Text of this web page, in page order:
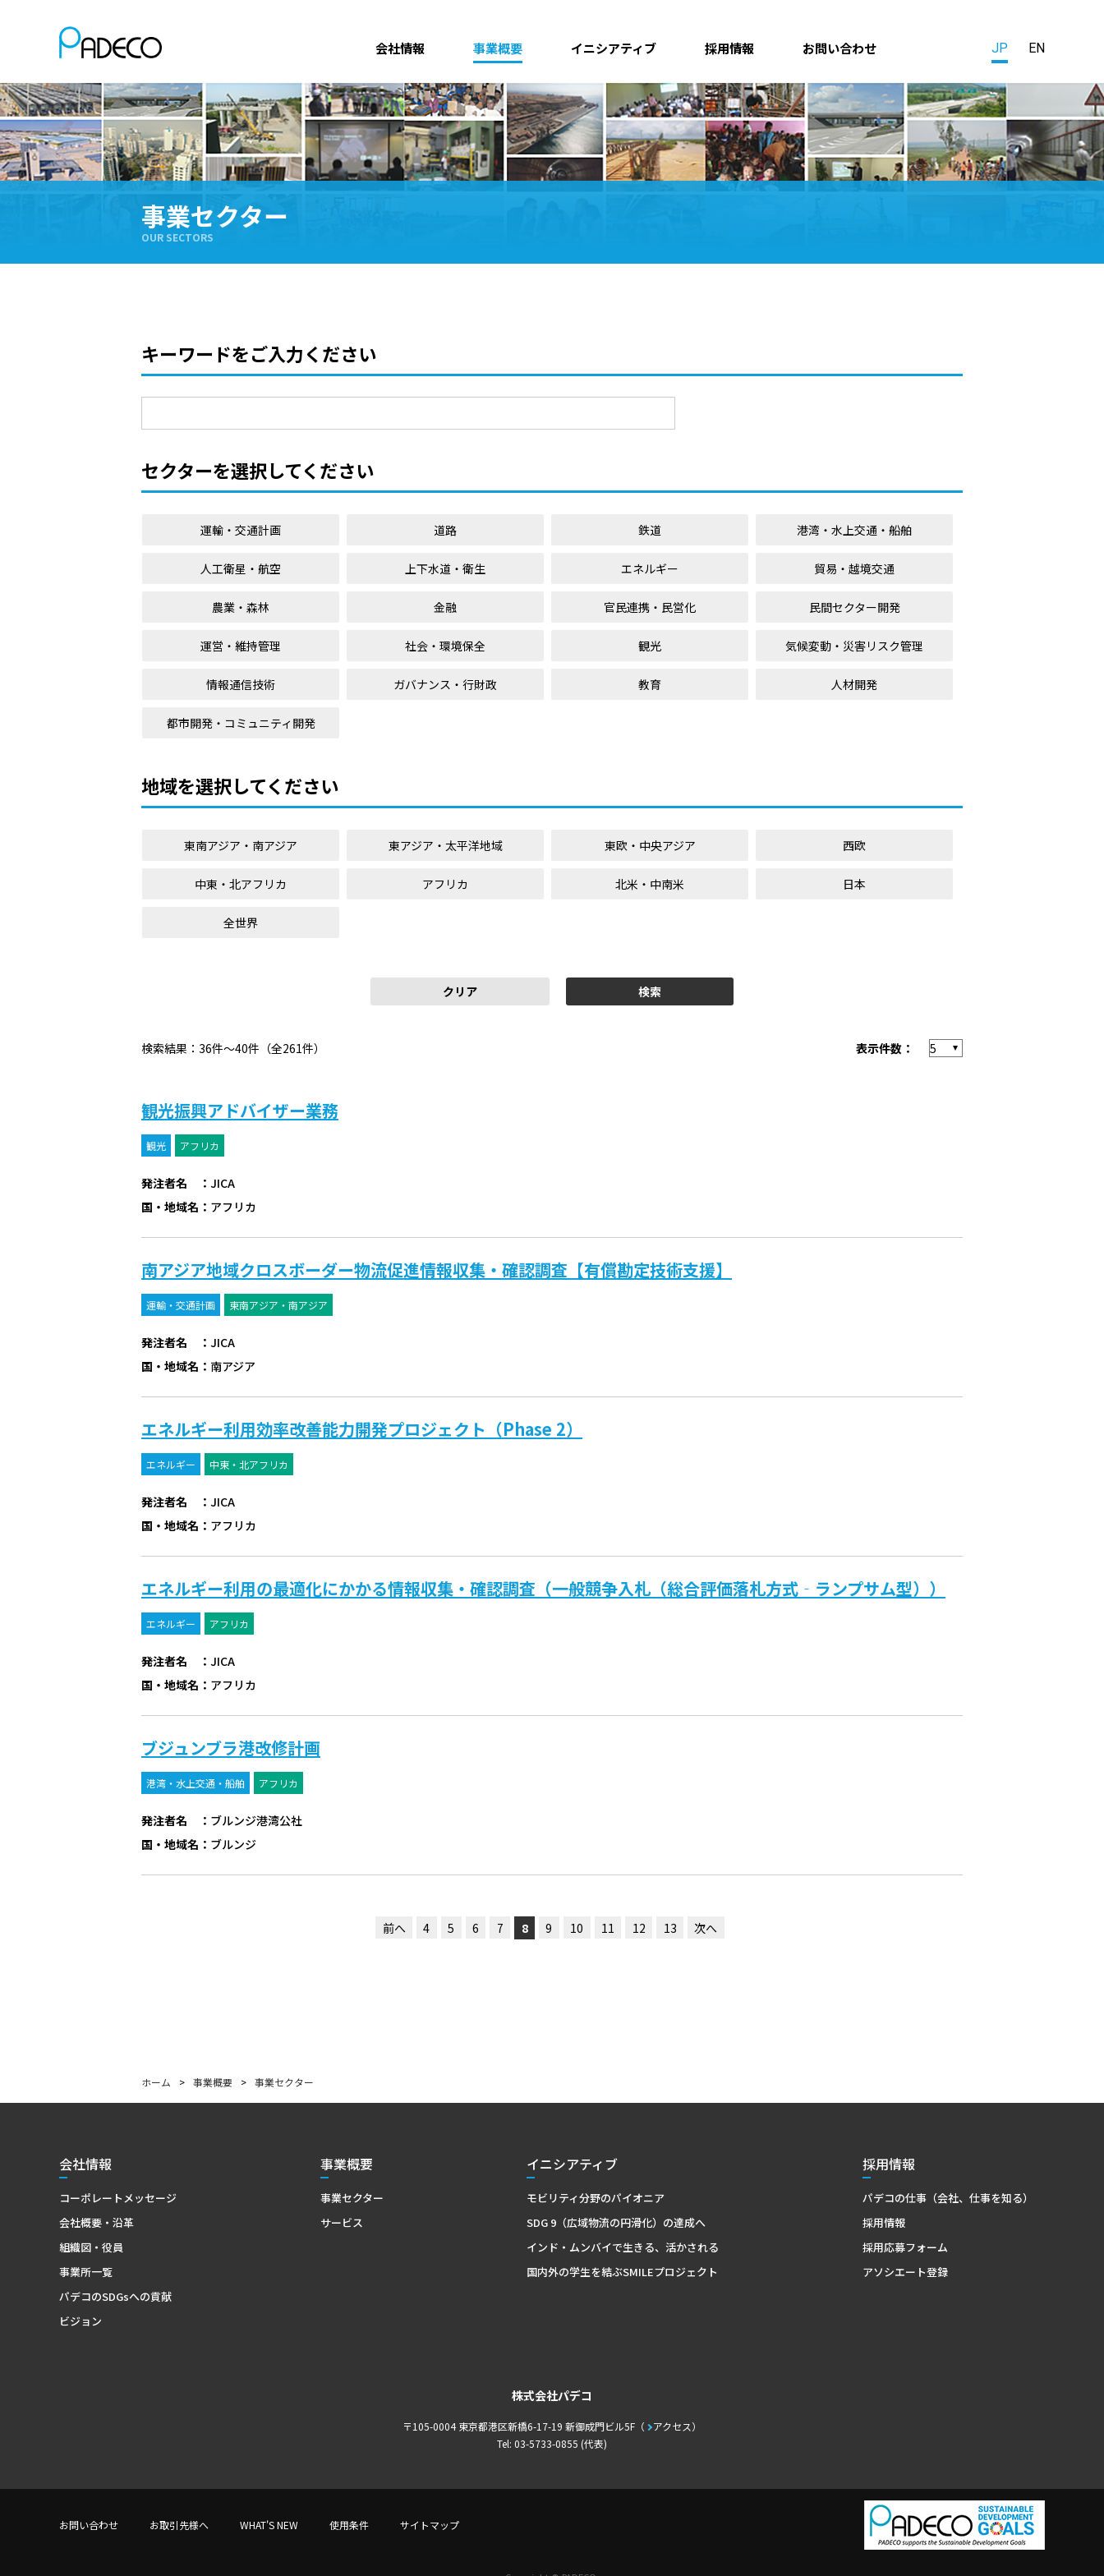
会社情報 事業概要 イニシアティブ 採用情報 お問い合わせ JP EN
事業セクター
OUR SECTORS
キーワードをご入力ください
セクターを選択してください
運輸・交通計画 道路 鉄道 港湾・水上交通・船舶
人工衛星・航空 上下水道・衛生 エネルギー 貿易・越境交通
農業・森林 金融 官民連携・民営化 民間セクター開発
運営・維持管理 社会・環境保全 観光 気候変動・災害リスク管理
情報通信技術 ガバナンス・行財政 教育 人材開発
都市開発・コミュニティ開発
地域を選択してください
東南アジア・南アジア 東アジア・太平洋地域 東欧・中央アジア 西欧
中東・北アフリカ アフリカ 北米・中南米 日本
全世界
表示件数：
検索結果：36件～40件（全261件）
観光振興アドバイザー業務
観光 アフリカ
発注者名 ： JICA
国・地域名 ： アフリカ
南アジア地域クロスボーダー物流促進情報収集・確認調査【有償勘定技術支援】
運輸・交通計画 東南アジア・南アジア
発注者名 ： JICA
国・地域名 ： 南アジア
エネルギー利用効率改善能力開発プロジェクト（Phase 2）
エネルギー 中東・北アフリカ
発注者名 ： JICA
国・地域名 ： アフリカ
エネルギー利用の最適化にかかる情報収集・確認調査（一般競争入札（総合評価落札方式‐ランプサム型））
エネルギー アフリカ
発注者名 ： JICA
国・地域名 ： アフリカ
ブジュンブラ港改修計画
港湾・水上交通・船舶 アフリカ
発注者名 ： ブルンジ港湾公社
国・地域名 ： ブルンジ
前へ 4 5 6 7 8 9 10 11 12 13 次へ
ホーム > 事業概要 > 事業セクター
会社情報
コーポレートメッセージ
会社概要・沿革
組織図・役員
事業所一覧
パデコのSDGsへの貢献
ビジョン
事業概要
事業セクター
サービス
イニシアティブ
モビリティ分野のパイオニア
SDG 9（広域物流の円滑化）の達成へ
インド・ムンバイで生きる、活かされる
国内外の学生を結ぶSMILEプロジェクト
採用情報
パデコの仕事（会社、仕事を知る）
採用情報
採用応募フォーム
アソシエート登録
株式会社パデコ
〒105-0004 東京都港区新橋6-17-19 新御成門ビル5F
アクセス
Tel: 03-5733-0855 (代表)
お問い合わせ お取引先様へ WHAT'S NEW 使用条件 サイトマップ